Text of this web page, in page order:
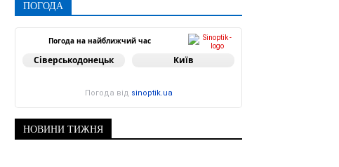
ПОГОДА
Погода на найближчий час
Сіверськодонецьк Київ
Погода від sinoptik.ua
НОВИНИ ТИЖНЯ